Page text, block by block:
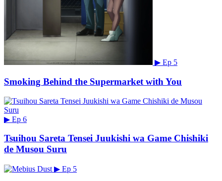
▶ Ep 5
Smoking Behind the Supermarket with You
▶ Ep 6
Tsuihou Sareta Tensei Juukishi wa Game Chishiki
de Musou Suru
▶ Ep 5